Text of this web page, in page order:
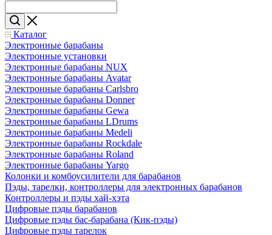
Каталог
Электронные барабаны
Электронные установки
Электронные барабаны NUX
Электронные барабаны Avatar
Электронные барабаны Carlsbro
Электронные барабаны Donner
Электронные барабаны Gewa
Электронные барабаны LDrums
Электронные барабаны Medeli
Электронные барабаны Rockdale
Электронные барабаны Roland
Электронные барабаны Yargo
Колонки и комбоусилители для барабанов
Пэды, тарелки, контроллеры для электронных барабанов
Контроллеры и пэды хай-хэта
Цифровые пэды барабанов
Цифровые пэды бас-барабана (Кик-пэды)
Цифровые пэды тарелок